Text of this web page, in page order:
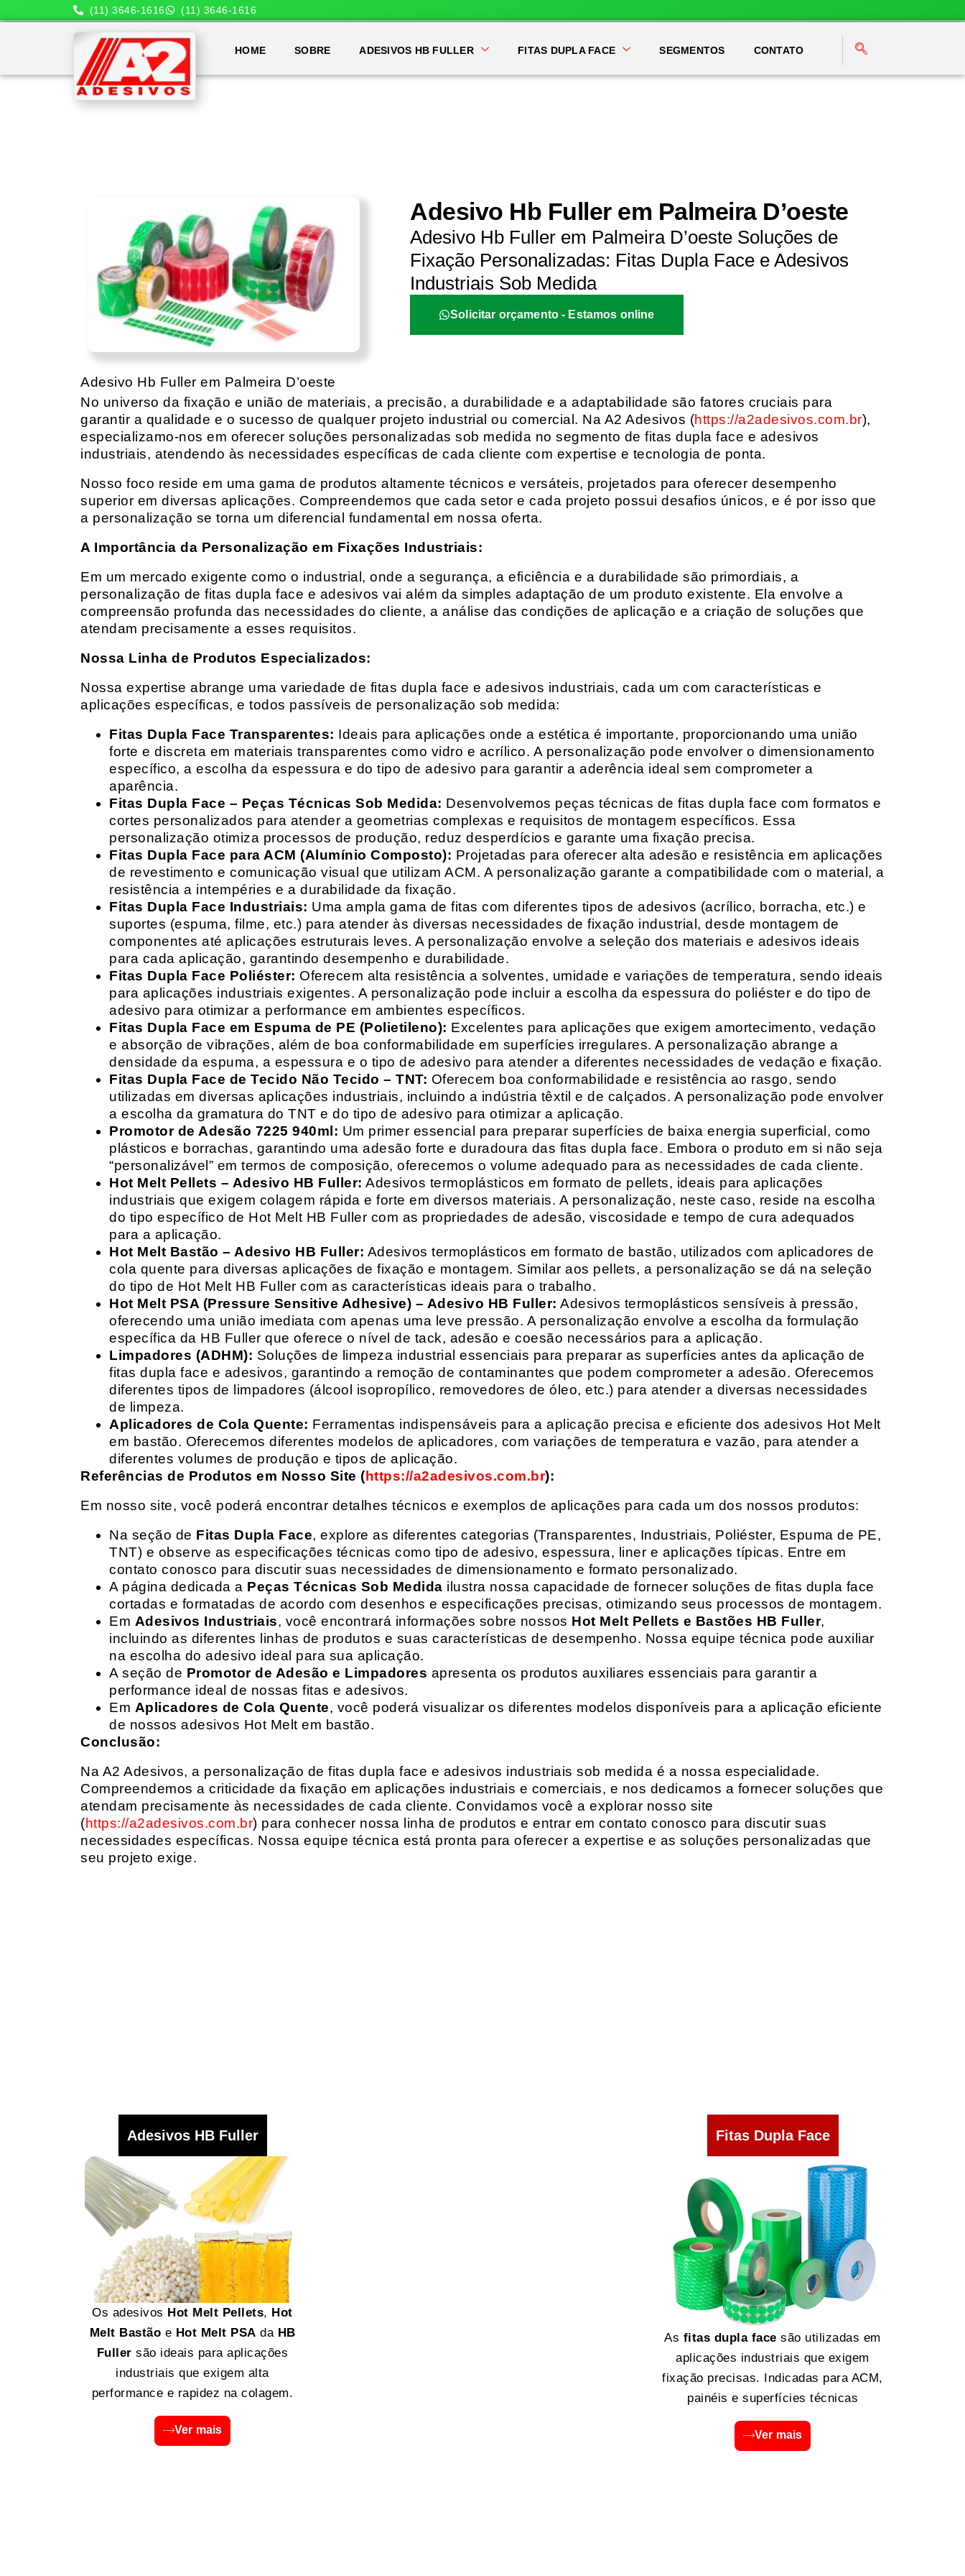
(11) 3646-1616 (11) 3646-1616
HOME SOBRE ADESIVOS HB FULLER FITAS DUPLA FACE SEGMENTOS CONTATO
Adesivo Hb Fuller em Palmeira D’oeste
Adesivo Hb Fuller em Palmeira D’oeste Soluções de
Fixação Personalizadas: Fitas Dupla Face e Adesivos
Industriais Sob Medida
Solicitar orçamento - Estamos online
Adesivo Hb Fuller em Palmeira D’oeste
No universo da fixação e união de materiais, a precisão, a durabilidade e a adaptabilidade são fatores cruciais para
garantir a qualidade e o sucesso de qualquer projeto industrial ou comercial. Na A2 Adesivos (https://a2adesivos.com.br),
especializamo-nos em oferecer soluções personalizadas sob medida no segmento de fitas dupla face e adesivos
industriais, atendendo às necessidades específicas de cada cliente com expertise e tecnologia de ponta.
Nosso foco reside em uma gama de produtos altamente técnicos e versáteis, projetados para oferecer desempenho
superior em diversas aplicações. Compreendemos que cada setor e cada projeto possui desafios únicos, e é por isso que
a personalização se torna um diferencial fundamental em nossa oferta.
A Importância da Personalização em Fixações Industriais:
Em um mercado exigente como o industrial, onde a segurança, a eficiência e a durabilidade são primordiais, a
personalização de fitas dupla face e adesivos vai além da simples adaptação de um produto existente. Ela envolve a
compreensão profunda das necessidades do cliente, a análise das condições de aplicação e a criação de soluções que
atendam precisamente a esses requisitos.
Nossa Linha de Produtos Especializados:
Nossa expertise abrange uma variedade de fitas dupla face e adesivos industriais, cada um com características e
aplicações específicas, e todos passíveis de personalização sob medida:
Fitas Dupla Face Transparentes: Ideais para aplicações onde a estética é importante, proporcionando uma união
forte e discreta em materiais transparentes como vidro e acrílico. A personalização pode envolver o dimensionamento
específico, a escolha da espessura e do tipo de adesivo para garantir a aderência ideal sem comprometer a
aparência.
Fitas Dupla Face – Peças Técnicas Sob Medida: Desenvolvemos peças técnicas de fitas dupla face com formatos e
cortes personalizados para atender a geometrias complexas e requisitos de montagem específicos. Essa
personalização otimiza processos de produção, reduz desperdícios e garante uma fixação precisa.
Fitas Dupla Face para ACM (Alumínio Composto): Projetadas para oferecer alta adesão e resistência em aplicações
de revestimento e comunicação visual que utilizam ACM. A personalização garante a compatibilidade com o material, a
resistência a intempéries e a durabilidade da fixação.
Fitas Dupla Face Industriais: Uma ampla gama de fitas com diferentes tipos de adesivos (acrílico, borracha, etc.) e
suportes (espuma, filme, etc.) para atender às diversas necessidades de fixação industrial, desde montagem de
componentes até aplicações estruturais leves. A personalização envolve a seleção dos materiais e adesivos ideais
para cada aplicação, garantindo desempenho e durabilidade.
Fitas Dupla Face Poliéster: Oferecem alta resistência a solventes, umidade e variações de temperatura, sendo ideais
para aplicações industriais exigentes. A personalização pode incluir a escolha da espessura do poliéster e do tipo de
adesivo para otimizar a performance em ambientes específicos.
Fitas Dupla Face em Espuma de PE (Polietileno): Excelentes para aplicações que exigem amortecimento, vedação
e absorção de vibrações, além de boa conformabilidade em superfícies irregulares. A personalização abrange a
densidade da espuma, a espessura e o tipo de adesivo para atender a diferentes necessidades de vedação e fixação.
Fitas Dupla Face de Tecido Não Tecido – TNT: Oferecem boa conformabilidade e resistência ao rasgo, sendo
utilizadas em diversas aplicações industriais, incluindo a indústria têxtil e de calçados. A personalização pode envolver
a escolha da gramatura do TNT e do tipo de adesivo para otimizar a aplicação.
Promotor de Adesão 7225 940ml: Um primer essencial para preparar superfícies de baixa energia superficial, como
plásticos e borrachas, garantindo uma adesão forte e duradoura das fitas dupla face. Embora o produto em si não seja
“personalizável” em termos de composição, oferecemos o volume adequado para as necessidades de cada cliente.
Hot Melt Pellets – Adesivo HB Fuller: Adesivos termoplásticos em formato de pellets, ideais para aplicações
industriais que exigem colagem rápida e forte em diversos materiais. A personalização, neste caso, reside na escolha
do tipo específico de Hot Melt HB Fuller com as propriedades de adesão, viscosidade e tempo de cura adequados
para a aplicação.
Hot Melt Bastão – Adesivo HB Fuller: Adesivos termoplásticos em formato de bastão, utilizados com aplicadores de
cola quente para diversas aplicações de fixação e montagem. Similar aos pellets, a personalização se dá na seleção
do tipo de Hot Melt HB Fuller com as características ideais para o trabalho.
Hot Melt PSA (Pressure Sensitive Adhesive) – Adesivo HB Fuller: Adesivos termoplásticos sensíveis à pressão,
oferecendo uma união imediata com apenas uma leve pressão. A personalização envolve a escolha da formulação
específica da HB Fuller que oferece o nível de tack, adesão e coesão necessários para a aplicação.
Limpadores (ADHM): Soluções de limpeza industrial essenciais para preparar as superfícies antes da aplicação de
fitas dupla face e adesivos, garantindo a remoção de contaminantes que podem comprometer a adesão. Oferecemos
diferentes tipos de limpadores (álcool isopropílico, removedores de óleo, etc.) para atender a diversas necessidades
de limpeza.
Aplicadores de Cola Quente: Ferramentas indispensáveis para a aplicação precisa e eficiente dos adesivos Hot Melt
em bastão. Oferecemos diferentes modelos de aplicadores, com variações de temperatura e vazão, para atender a
diferentes volumes de produção e tipos de aplicação.
Referências de Produtos em Nosso Site (https://a2adesivos.com.br):
Em nosso site, você poderá encontrar detalhes técnicos e exemplos de aplicações para cada um dos nossos produtos:
Na seção de Fitas Dupla Face, explore as diferentes categorias (Transparentes, Industriais, Poliéster, Espuma de PE,
TNT) e observe as especificações técnicas como tipo de adesivo, espessura, liner e aplicações típicas. Entre em
contato conosco para discutir suas necessidades de dimensionamento e formato personalizado.
A página dedicada a Peças Técnicas Sob Medida ilustra nossa capacidade de fornecer soluções de fitas dupla face
cortadas e formatadas de acordo com desenhos e especificações precisas, otimizando seus processos de montagem.
Em Adesivos Industriais, você encontrará informações sobre nossos Hot Melt Pellets e Bastões HB Fuller,
incluindo as diferentes linhas de produtos e suas características de desempenho. Nossa equipe técnica pode auxiliar
na escolha do adesivo ideal para sua aplicação.
A seção de Promotor de Adesão e Limpadores apresenta os produtos auxiliares essenciais para garantir a
performance ideal de nossas fitas e adesivos.
Em Aplicadores de Cola Quente, você poderá visualizar os diferentes modelos disponíveis para a aplicação eficiente
de nossos adesivos Hot Melt em bastão.
Conclusão:
Na A2 Adesivos, a personalização de fitas dupla face e adesivos industriais sob medida é a nossa especialidade.
Compreendemos a criticidade da fixação em aplicações industriais e comerciais, e nos dedicamos a fornecer soluções que
atendam precisamente às necessidades de cada cliente. Convidamos você a explorar nosso site
(https://a2adesivos.com.br) para conhecer nossa linha de produtos e entrar em contato conosco para discutir suas
necessidades específicas. Nossa equipe técnica está pronta para oferecer a expertise e as soluções personalizadas que
seu projeto exige.
Adesivos HB Fuller
Os adesivos Hot Melt Pellets, Hot
Melt Bastão e Hot Melt PSA da HB
Fuller são ideais para aplicações
industriais que exigem alta
performance e rapidez na colagem.
Ver mais
Fitas Dupla Face
As fitas dupla face são utilizadas em
aplicações industriais que exigem
fixação precisas. Indicadas para ACM,
painéis e superfícies técnicas
Ver mais